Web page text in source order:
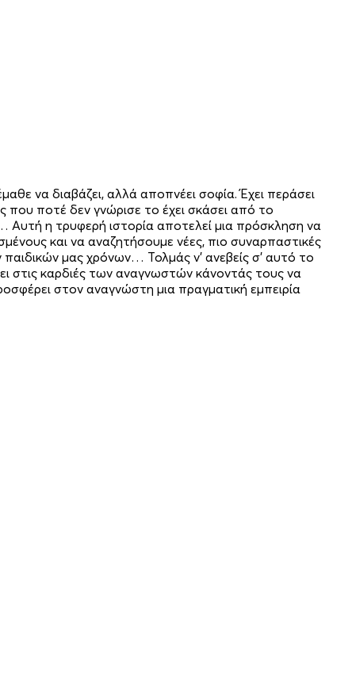
να διαβάζει, αλλά αποπνέει σοφία. Έχει περάσει
που ποτέ δεν γνώρισε το έχει σκάσει από το
Αυτή η τρυφερή ιστορία αποτελεί μια πρόσκληση να
και να αναζητήσουμε νέες, πιο συναρπαστικές
μας χρόνων… Τολμάς ν’ ανεβείς σ’ αυτό το
στις καρδιές των αναγνωστών κάνοντάς τους να
στον αναγνώστη μια πραγματική εμπειρία